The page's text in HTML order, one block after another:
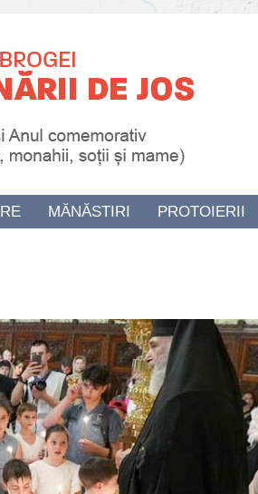
MĂNĂSTIRI PROTOIERII